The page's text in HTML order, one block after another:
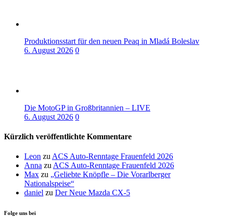
Produktionsstart für den neuen Peaq in Mladá Boleslav
6. August 2026 0
Die MotoGP in Großbritannien – LIVE
6. August 2026 0
Kürzlich veröffentlichte Kommentare
Leon zu ACS Auto-Renntage Frauenfeld 2026
Anna zu ACS Auto-Renntage Frauenfeld 2026
Max zu „Geliebte Knöpfle – Die Vorarlberger
Nationalspeise“
daniel zu Der Neue Mazda CX-5
Folge uns bei